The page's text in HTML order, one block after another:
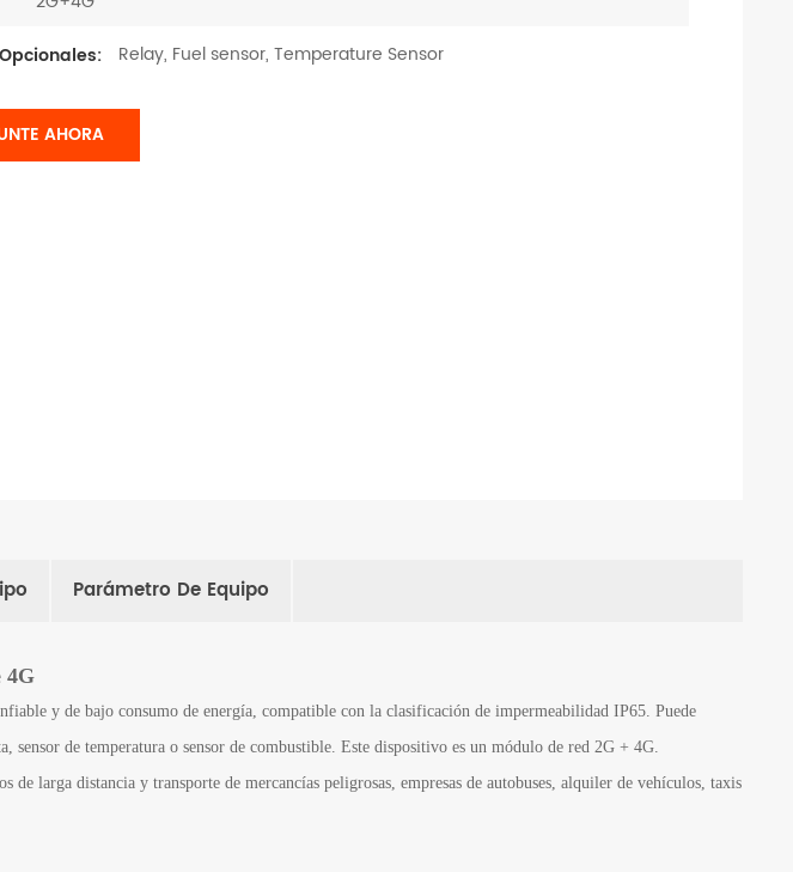
Relay, Fuel sensor, Temperature Sensor
AHORA
Parámetro De Equipo
4G
y de bajo consumo de energía, compatible con la clasificación de impermeabilidad IP65. Puede
sensor de temperatura o sensor de combustible. Este dispositivo es un módulo de red 2G + 4G.
de larga distancia y transporte de mercancías peligrosas, empresas de autobuses, alquiler de vehículos, taxis